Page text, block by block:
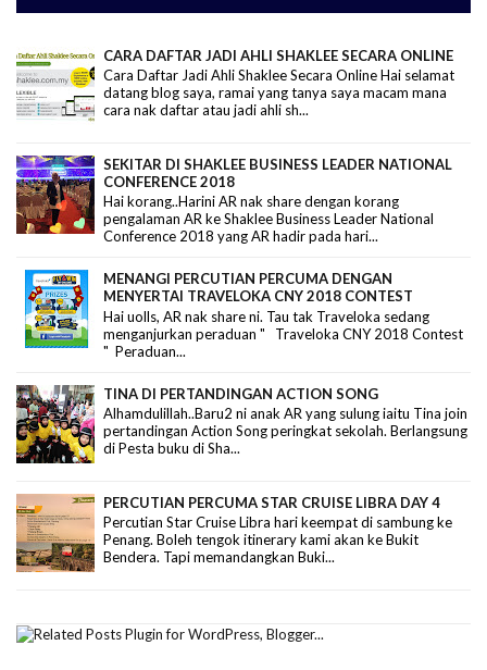
CARA DAFTAR JADI AHLI SHAKLEE SECARA ONLINE
Cara Daftar Jadi Ahli Shaklee Secara Online Hai selamat
datang blog saya, ramai yang tanya saya macam mana
cara nak daftar atau jadi ahli sh...
SEKITAR DI SHAKLEE BUSINESS LEADER NATIONAL
CONFERENCE 2018
Hai korang..Harini AR nak share dengan korang
pengalaman AR ke Shaklee Business Leader National
Conference 2018 yang AR hadir pada hari...
MENANGI PERCUTIAN PERCUMA DENGAN
MENYERTAI TRAVELOKA CNY 2018 CONTEST
Hai uolls, AR nak share ni. Tau tak Traveloka sedang
menganjurkan peraduan " Traveloka CNY 2018 Contest
" Peraduan...
TINA DI PERTANDINGAN ACTION SONG
Alhamdulillah..Baru2 ni anak AR yang sulung iaitu Tina join
pertandingan Action Song peringkat sekolah. Berlangsung
di Pesta buku di Sha...
PERCUTIAN PERCUMA STAR CRUISE LIBRA DAY 4
Percutian Star Cruise Libra hari keempat di sambung ke
Penang. Boleh tengok itinerary kami akan ke Bukit
Bendera. Tapi memandangkan Buki...